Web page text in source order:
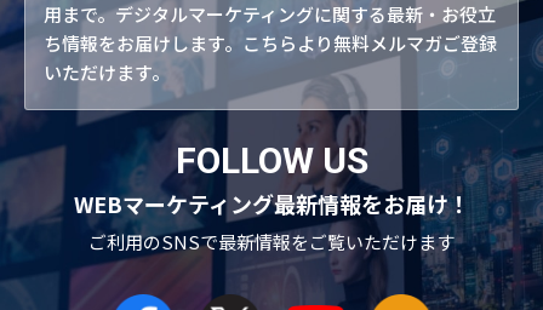
用まで。デジタルマーケティングに関する最新・お役立
ち情報をお届けします。こちらより無料メルマガご登録
いただけます。
FOLLOW US
WEBマーケティング最新情報をお届け！
ご利用のSNSで最新情報をご覧いただけます